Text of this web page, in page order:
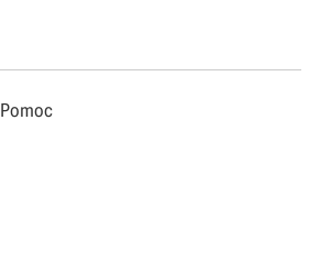
Pomoc